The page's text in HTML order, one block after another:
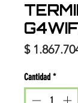
$
Cantidad *